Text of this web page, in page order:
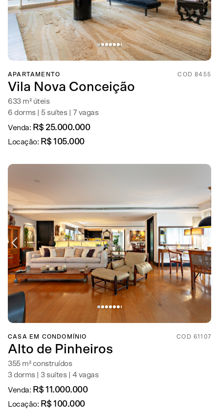
APARTAMENTO COD 8455
Vila Nova Conceição
633 m² úteis
6 dorms | 5 suítes | 7 vagas
Venda: R$ 25.000.000
Locação: R$ 105.000
CASA EM CONDOMÍNIO COD 61107
Alto de Pinheiros
355 m² construídos
3 dorms | 3 suítes | 4 vagas
Venda: R$ 11.000.000
Locação: R$ 100.000